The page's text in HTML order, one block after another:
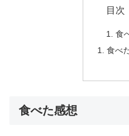
目次
食
食べ
食べた感想